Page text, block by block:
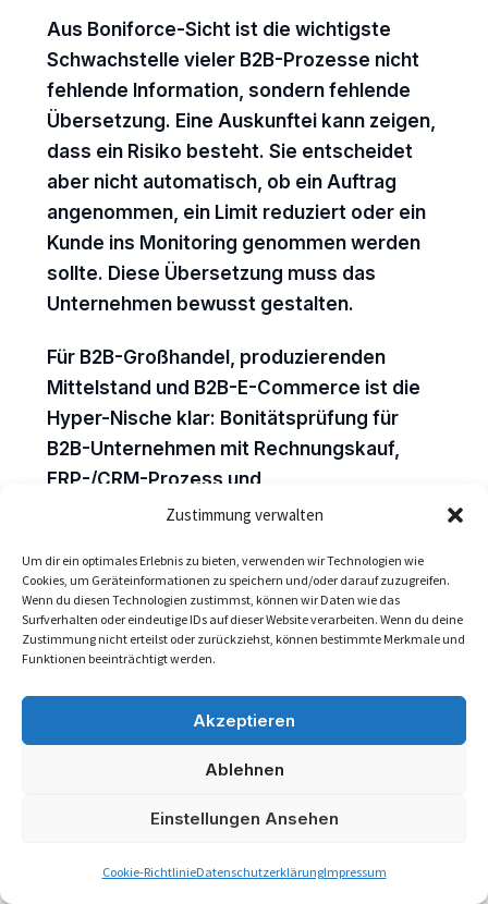
Zustimmung verwalten
Um dir ein optimales Erlebnis zu bieten, verwenden wir Technologien wie
Cookies, um Geräteinformationen zu speichern und/oder darauf zuzugreifen.
Wenn du diesen Technologien zustimmst, können wir Daten wie das
Surfverhalten oder eindeutige IDs auf dieser Website verarbeiten. Wenn du deine
Zustimmung nicht erteilst oder zurückziehst, können bestimmte Merkmale und
Funktionen beeinträchtigt werden.
Akzeptieren
Ablehnen
Einstellungen Ansehen
Cookie-RichtlinieDatenschutzerklärungImpressum
Aus Boniforce-Sicht ist die wichtigste
Schwachstelle vieler B2B-Prozesse nicht
fehlende Information, sondern fehlende
Übersetzung. Eine Auskunftei kann zeigen,
dass ein Risiko besteht. Sie entscheidet
aber nicht automatisch, ob ein Auftrag
angenommen, ein Limit reduziert oder ein
Kunde ins Monitoring genommen werden
sollte. Diese Übersetzung muss das
Unternehmen bewusst gestalten.
Für B2B-Großhandel, produzierenden
Mittelstand und B2B-E-Commerce ist die
Hyper-Nische klar: Bonitätsprüfung für
B2B-Unternehmen mit Rechnungskauf,
ERP-/CRM-Prozess und
Zahlungsausfallrisiko zur sicheren
Zahlungsartenentscheidung. Boniforce ist
besonders relevant, wenn Teams nicht nur
eine Wirtschaftsauskunft lesen wollen,
sondern eine wiederholbare Entscheidung
brauchen: grün bedeutet Freigabe im
definierten Limit, gelb bedeutet manuelle
Wenn der Vertrieb jeden Neukunden